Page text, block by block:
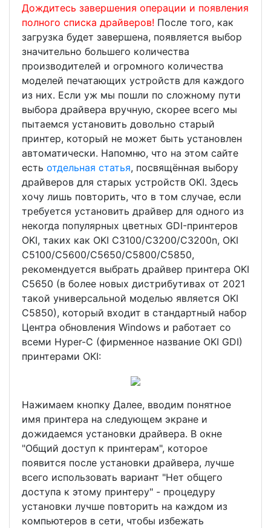
Дождитесь завершения операции и появления
полного списка драйверов! После того, как
загрузка будет завершена, появляется выбор
значительно большего количества
производителей и огромного количества
моделей печатающих устройств для каждого
из них. Если уж мы пошли по сложному пути
выбора драйвера вручную, скорее всего мы
пытаемся установить довольно старый
принтер, который не может быть установлен
автоматически. Напомню, что на этом сайте
есть отдельная статья, посвящённая выбору
драйверов для старых устройств OKI. Здесь
хочу лишь повторить, что в том случае, если
требуется установить драйвер для одного из
некогда популярных цветных GDI-принтеров
OKI, таких как OKI C3100/C3200/С3200n, OKI
C5100/C5600/C5650/C5800/C5850,
рекомендуется выбрать драйвер принтера OKI
C5650 (в более новых дистрибутивах от 2021
такой универсальной моделью является OKI
C5850), который входит в стандартный набор
Центра обновления Windows и работает со
всеми Hyper-C (фирменное название OKI GDI)
принтерами OKI:
Нажимаем кнопку Далее, вводим понятное
имя принтера на следующем экране и
дожидаемся установки драйвера. В окне
"Общий доступ к принтерам", которое
появится после установки драйвера, лучше
всего использовать вариант "Нет общего
доступа к этому принтеру" - процедуру
установки лучше повторить на каждом из
компьютеров в сети, чтобы избежать